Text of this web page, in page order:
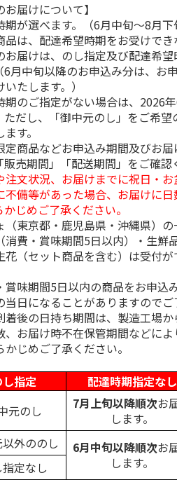
＜お中元＞＜大和養
魚＞浜名湖うなぎ蒲
焼２本
5.0（4）
6,300円
(送料・税込)
焼詰合せ
5,400円
(送料・税込)
お届けについて】
が選べます。（6月中旬～8月下
は、配達希望時期をお受けでき
届けは、のし指定及び配達希
6月中旬以降のお申込み分は、お
たします。）
のご指定がない場合は、2026
ただし、「御中元のし」をご希
す。
商品などお申込み期間及びお
販売期間」「配送期間」をご確認
文状況、お届けまでに祝日・
不備等があった場合、お届けに
かじめご了承ください。
東京都・鹿児島県・沖縄県）の
消費・賞味期間5日以内）・生鮮
花（セット商品を含む）は受付
味期間5日以内の商品をお申込
当日になることがありますのでご
後の日持ち期間は、製造工場
、お届け時不在保管期間などに
かじめご了承ください。
し指定
配達時期指定なし
元のし
7月上旬以降順次お
します。
外ののし 6月中旬以降順次お
します。
定なし